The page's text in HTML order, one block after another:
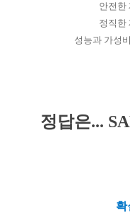
안전한
정직한
성능과 가성
정답은...
확